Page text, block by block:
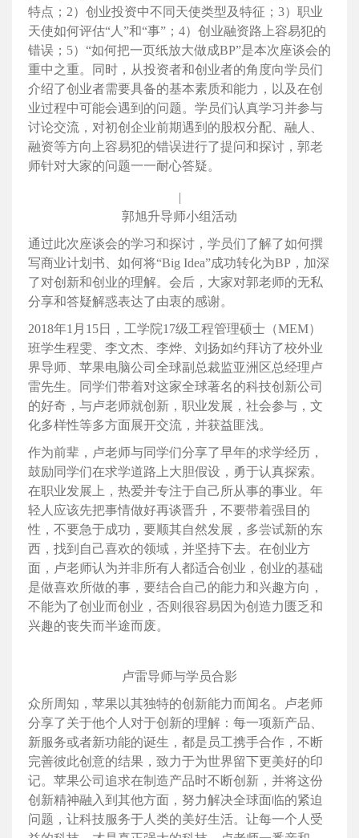
特点；2）创业投资中不同天使类型及特征；3）职业
天使如何评估“人”和“事”；4）创业融资路上容易犯的
错误；5）“如何把一页纸放大做成BP”是本次座谈会的
重中之重。同时，从投资者和创业者的角度向学员们
介绍了创业者需要具备的基本素质和能力，以及在创
业过程中可能会遇到的问题。学员们认真学习并参与
讨论交流，对初创企业前期遇到的股权分配、融人、
融资等方向上容易犯的错误进行了提问和探讨，郭老
师针对大家的问题一一耐心答疑。
|
郭旭升导师小组活动
通过此次座谈会的学习和探讨，学员们了解了如何撰
写商业计划书、如何将“Big Idea”成功转化为BP，加深
了对创新和创业的理解。会后，大家对郭老师的无私
分享和答疑解惑表达了由衷的感谢。
2018年1月15日，工学院17级工程管理硕士（MEM）
班学生程雯、李文杰、李烨、刘扬如约拜访了校外业
界导师、苹果电脑公司全球副总裁监亚洲区总经理卢
雷先生。同学们带着对这家全球著名的科技创新公司
的好奇，与卢老师就创新，职业发展，社会参与，文
化多样性等多方面展开交流，并获益匪浅。
作为前辈，卢老师与同学们分享了早年的求学经历，
鼓励同学们在求学道路上大胆假设，勇于认真探索。
在职业发展上，热爱并专注于自己所从事的事业。年
轻人应该先把事情做好再谈晋升，不要带着强目的
性，不要急于成功，要顺其自然发展，多尝试新的东
西，找到自己喜欢的领域，并坚持下去。在创业方
面，卢老师认为并非所有人都适合创业，创业的基础
是做喜欢所做的事，要结合自己的能力和兴趣方向，
不能为了创业而创业，否则很容易因为创造力匮乏和
兴趣的丧失而半途而废。
卢雷导师与学员合影
众所周知，苹果以其独特的创新能力而闻名。卢老师
分享了关于他个人对于创新的理解：每一项新产品、
新服务或者新功能的诞生，都是员工携手合作，不断
完善彼此创意的结果，致力于为世界留下更美好的印
记。苹果公司追求在制造产品时不断创新，并将这份
创新精神融入到其他方面，努力解决全球面临的紧迫
问题，让科技服务于人类的美好生活。让每一个人受